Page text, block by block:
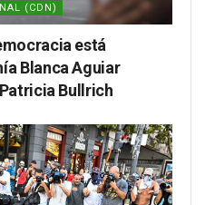
(CDN)
está
Blanca Aguiar
Bullrich